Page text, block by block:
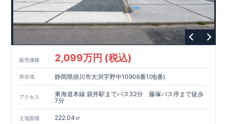
販売価格 2,099万円 (税込)
所在地 静岡県掛川市大渕字野中10906番1(地番)
アクセス
東海道本線 袋井駅までバス32分 藤塚バス停まで徒歩
7分
土地面積 222.04㎡